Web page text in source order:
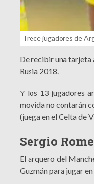
Trece jugadores de
De recibir una tarjeta
Rusia 2018.
Y los 13 jugadores
movida no contarán
(juega en el Celta de
Sergio
El arquero del
Guzmán para jugar